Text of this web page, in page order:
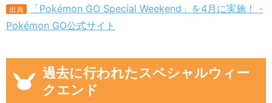
出典
「Pokémon GO Special Weekend」を4月に実施！ -
Pokémon GO公式サイト
過去に行われたスペシャルウィー
クエンド